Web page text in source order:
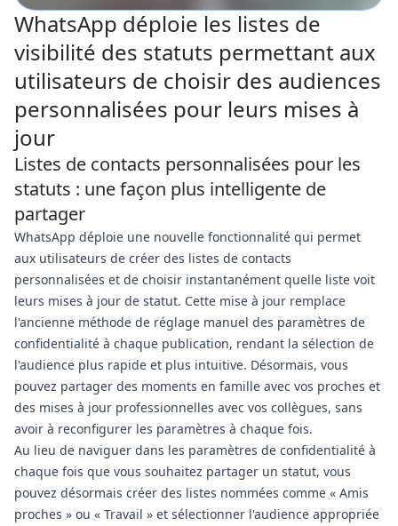
WhatsApp déploie les listes de
visibilité des statuts permettant aux
utilisateurs de choisir des audiences
personnalisées pour leurs mises à
jour
Listes de contacts personnalisées pour les
statuts : une façon plus intelligente de
partager
WhatsApp déploie une nouvelle fonctionnalité qui permet
aux utilisateurs de créer des listes de contacts
personnalisées et de choisir instantanément quelle liste voit
leurs mises à jour de statut. Cette mise à jour remplace
l'ancienne méthode de réglage manuel des paramètres de
confidentialité à chaque publication, rendant la sélection de
l'audience plus rapide et plus intuitive. Désormais, vous
pouvez partager des moments en famille avec vos proches et
des mises à jour professionnelles avec vos collègues, sans
avoir à reconfigurer les paramètres à chaque fois.
Au lieu de naviguer dans les paramètres de confidentialité à
chaque fois que vous souhaitez partager un statut, vous
pouvez désormais créer des listes nommées comme « Amis
proches » ou « Travail » et sélectionner l'audience appropriée